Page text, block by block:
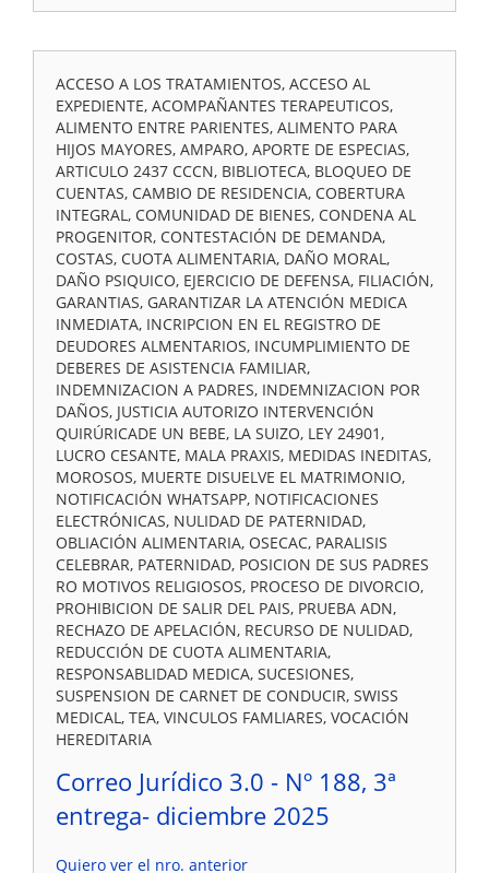
ACCESO A LOS TRATAMIENTOS, ACCESO AL
EXPEDIENTE, ACOMPAÑANTES TERAPEUTICOS,
ALIMENTO ENTRE PARIENTES, ALIMENTO PARA
HIJOS MAYORES, AMPARO, APORTE DE ESPECIAS,
ARTICULO 2437 CCCN, BIBLIOTECA, BLOQUEO DE
CUENTAS, CAMBIO DE RESIDENCIA, COBERTURA
INTEGRAL, COMUNIDAD DE BIENES, CONDENA AL
PROGENITOR, CONTESTACIÓN DE DEMANDA,
COSTAS, CUOTA ALIMENTARIA, DAÑO MORAL,
DAÑO PSIQUICO, EJERCICIO DE DEFENSA, FILIACIÓN,
GARANTIAS, GARANTIZAR LA ATENCIÓN MEDICA
INMEDIATA, INCRIPCION EN EL REGISTRO DE
DEUDORES ALMENTARIOS, INCUMPLIMIENTO DE
DEBERES DE ASISTENCIA FAMILIAR,
INDEMNIZACION A PADRES, INDEMNIZACION POR
DAÑOS, JUSTICIA AUTORIZO INTERVENCIÓN
QUIRÚRICADE UN BEBE, LA SUIZO, LEY 24901,
LUCRO CESANTE, MALA PRAXIS, MEDIDAS INEDITAS,
MOROSOS, MUERTE DISUELVE EL MATRIMONIO,
NOTIFICACIÓN WHATSAPP, NOTIFICACIONES
ELECTRÓNICAS, NULIDAD DE PATERNIDAD,
OBLIACIÓN ALIMENTARIA, OSECAC, PARALISIS
CELEBRAR, PATERNIDAD, POSICION DE SUS PADRES
RO MOTIVOS RELIGIOSOS, PROCESO DE DIVORCIO,
PROHIBICION DE SALIR DEL PAIS, PRUEBA ADN,
RECHAZO DE APELACIÓN, RECURSO DE NULIDAD,
REDUCCIÓN DE CUOTA ALIMENTARIA,
RESPONSABLIDAD MEDICA, SUCESIONES,
SUSPENSION DE CARNET DE CONDUCIR, SWISS
MEDICAL, TEA, VINCULOS FAMLIARES, VOCACIÓN
HEREDITARIA
Correo Jurídico 3.0 - Nº 188, 3ª
entrega- diciembre 2025
Quiero ver el nro. anterior